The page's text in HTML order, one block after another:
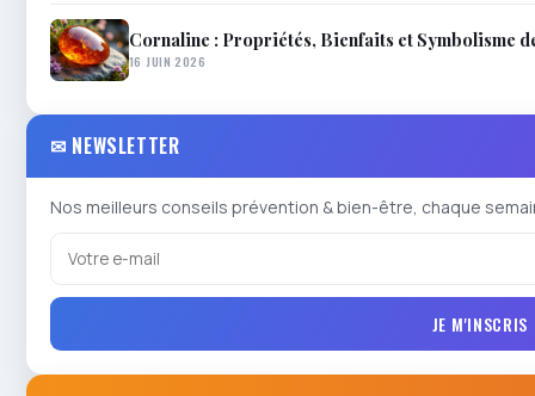
Cornaline : Propriétés, Bienfaits et Symbolisme
16 JUIN 2026
✉ NEWSLETTER
Nos meilleurs conseils prévention & bien-être, chaque
JE M'INSCRIS